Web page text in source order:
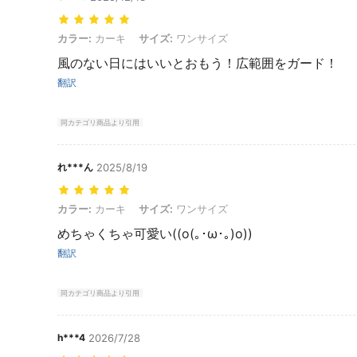
カラー: カーキ, サイズ: ワンサイズ
カラー: カーキ サイズ: ワンサイズ
風のない日にはいいとおもう！広範囲をガード！
翻訳
同カテゴリ商品より引用
れ***ん 2025/8/19
カラー: カーキ, サイズ: ワンサイズ
カラー: カーキ サイズ: ワンサイズ
めちゃくちゃ可愛い((o(｡･ω･｡)o))
翻訳
同カテゴリ商品より引用
h***4 2026/7/28